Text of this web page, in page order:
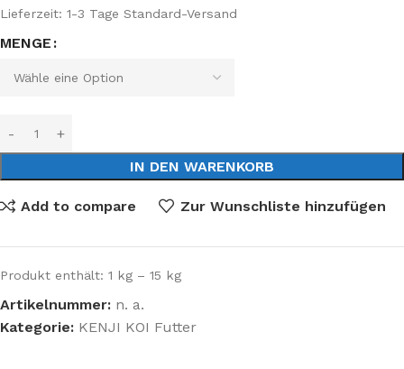
Lieferzeit: 1-3 Tage Standard-Versand
MENGE
IN DEN WARENKORB
Add to compare Zur Wunschliste hinzufügen
Produkt enthält: 1 kg – 15 kg
Artikelnummer: n. a.
Kategorie: KENJI KOI Futter